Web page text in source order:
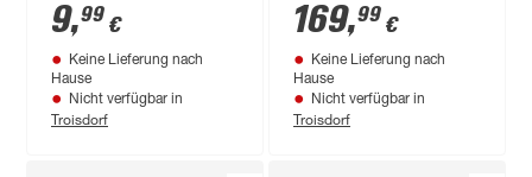
9,99 €
Keine Lieferung nach
Hause
Nicht verfügbar in
Troisdorf
'XSolar' mit
Bewegungssensor
150 lm neutralweiß
IP 44 18,9 x 29,8 x
18,7 cm
169,99 €
Keine Lieferung nach
Hause
Nicht verfügbar in
Troisdorf